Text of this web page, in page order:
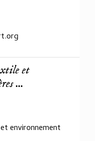
et
...
environnement